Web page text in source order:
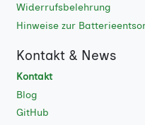
Widerrufsbelehrung
Hinweise zur
Kontakt & News
Kontakt
Blog
GitHub